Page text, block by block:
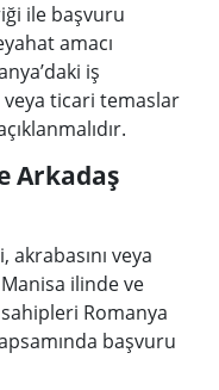
ile başvuru
amacı
iş
ticari temaslar
Arkadaş
akrabasını veya
ilinde ve
Romanya
başvuru